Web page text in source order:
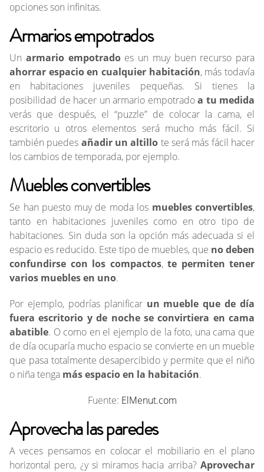
opciones son infinitas.
Armarios empotrados
Un armario empotradoes un muy buen recurso para
ahorrar espacio en cualquier habitación, más todavía
en habitaciones juveniles pequeñas. Si tienes la
posibilidad de hacer un armario empotradoa tu medida
verás que después, el “puzzle” de colocar la cama, el
escritorio u otros elementos será mucho más fácil. Si
también puedes añadir un altillo te será más fácil hacer
los cambios de temporada, por ejemplo.
Muebles convertibles
Se han puesto muy de moda los muebles convertibles,
tanto en habitaciones juveniles como en otro tipo de
habitaciones. Sin duda son la opción más adecuada si el
espacio es reducido. Este tipo de muebles, que no deben
confundirse con los compactos, te permiten tener
varios muebles en uno.
Por ejemplo, podrías planificar un mueble que de día
fuera escritorio y de noche se convirtiera en cama
abatible. O como en el ejemplo de la foto, una cama que
de día ocuparía mucho espacio se convierte en un mueble
que pasa totalmente desapercibido y permite que el niño
o niña tenga más espacio en la habitación.
Fuente: ElMenut.com
Aprovecha las paredes
A veces pensamos en colocar el mobiliario en el plano
horizontal pero, ¿y si miramos hacia arriba? Aprovechar